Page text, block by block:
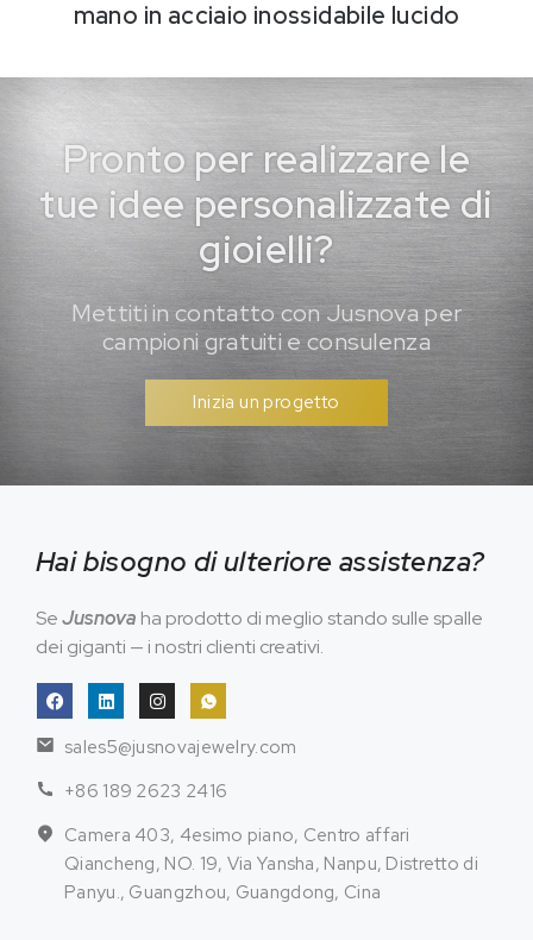
mano in acciaio inossidabile lucido
Pronto per realizzare le
tue idee personalizzate di
gioielli?
Mettiti in contatto con Jusnova per
campioni gratuiti e consulenza
Inizia un progetto
Hai bisogno di ulteriore assistenza?
SeJusnova ha prodotto di meglio stando sulle spalle
dei giganti — i nostri clienti creativi.
sales5@jusnovajewelry.com
+86 189 2623 2416
Camera 403, 4esimo piano, Centro affari
Qiancheng, NO. 19, Via Yansha, Nanpu, Distretto di
Panyu., Guangzhou, Guangdong, Cina